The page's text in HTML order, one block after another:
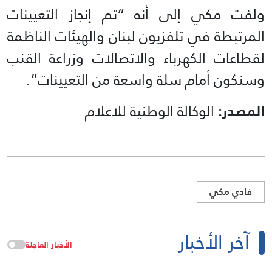
ولفت مكي إلى أنه “تم إنجاز التعيينات
المرتبطة في تلفزيون لبنان والهيئات الناظمة
لقطاعات الكهرباء والاتصالات وزراعة القنب
وسنكون أمام سلة واسعة من التعيينات”.
المصدر: الوكالة الوطنية للاعلام
فادي مكي
آخر الأخبار الأخبار العاجلة